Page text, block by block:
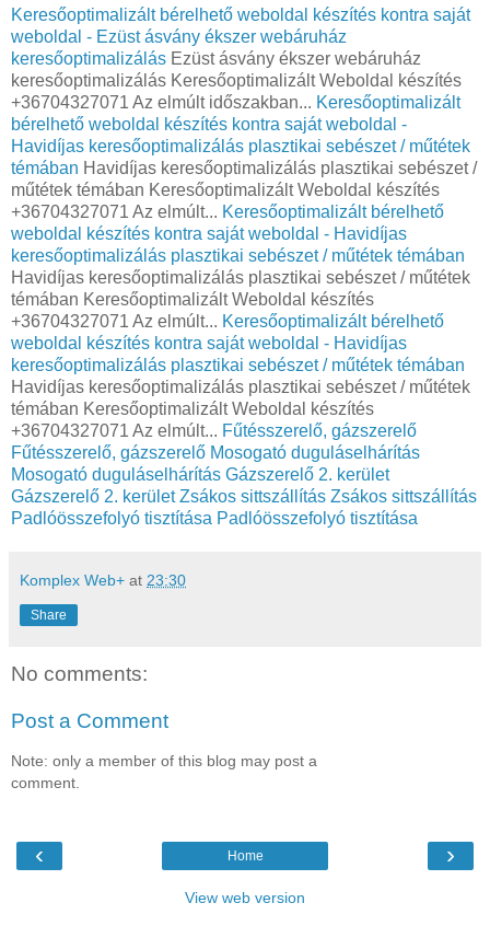
Keresőoptimalizált bérelhető weboldal készítés kontra saját
weboldal - Ezüst ásvány ékszer webáruház
keresőoptimalizálás Ezüst ásvány ékszer webáruház
keresőoptimalizálás Keresőoptimalizált Weboldal készítés
+36704327071 Az elmúlt időszakban... Keresőoptimalizált
bérelhető weboldal készítés kontra saját weboldal -
Havidíjas keresőoptimalizálás plasztikai sebészet / műtétek
témában Havidíjas keresőoptimalizálás plasztikai sebészet /
műtétek témában Keresőoptimalizált Weboldal készítés
+36704327071 Az elmúlt... Keresőoptimalizált bérelhető
weboldal készítés kontra saját weboldal - Havidíjas
keresőoptimalizálás plasztikai sebészet / műtétek témában
Havidíjas keresőoptimalizálás plasztikai sebészet / műtétek
témában Keresőoptimalizált Weboldal készítés
+36704327071 Az elmúlt... Keresőoptimalizált bérelhető
weboldal készítés kontra saját weboldal - Havidíjas
keresőoptimalizálás plasztikai sebészet / műtétek témában
Havidíjas keresőoptimalizálás plasztikai sebészet / műtétek
témában Keresőoptimalizált Weboldal készítés
+36704327071 Az elmúlt... Fűtésszerelő, gázszerelő
Fűtésszerelő, gázszerelő Mosogató duguláselhárítás
Mosogató duguláselhárítás Gázszerelő 2. kerület
Gázszerelő 2. kerület Zsákos sittszállítás Zsákos sittszállítás
Padlóösszefolyó tisztítása Padlóösszefolyó tisztítása
Komplex Web+ at 23:30
Share
No comments:
Post a Comment
Note: only a member of this blog may post a
comment.
‹ ›
Home
View web version